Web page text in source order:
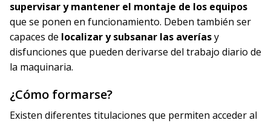
supervisar y mantener el montaje de los equipos
que se ponen en funcionamiento. Deben también ser
capaces de localizar y subsanar las averíasy
disfunciones que pueden derivarse del trabajo diario de
la maquinaria.
¿Cómo formarse?
Existen diferentes titulaciones que permiten acceder al